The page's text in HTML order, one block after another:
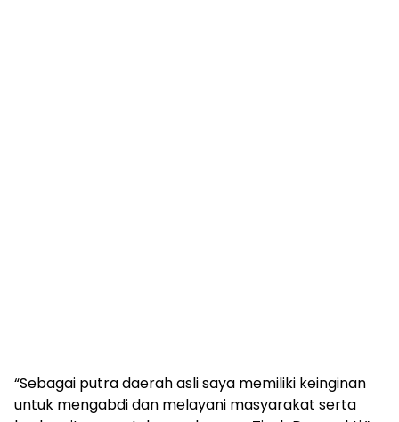
“Sebagai putra daerah asli saya memiliki keinginan
untuk mengabdi dan melayani masyarakat serta